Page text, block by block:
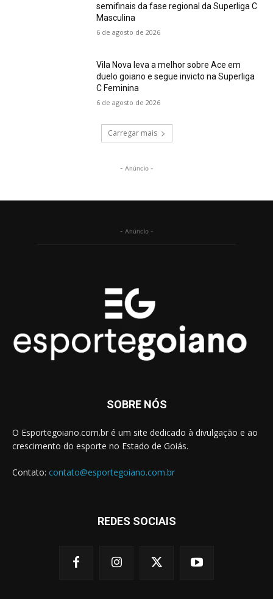
semifinais da fase regional da Superliga C
Masculina
6 de agosto de 2026
Vila Nova leva a melhor sobre Ace em
duelo goiano e segue invicto na Superliga
C Feminina
6 de agosto de 2026
Carregar mais
- Anúncio -
- Anúncio -
SOBRE NÓS
O Esportegoiano.com.br é um site dedicado à divulgação e ao
crescimento do esporte no Estado de Goiás.
Contato: contato@esportegoiano.com.br
REDES SOCIAIS